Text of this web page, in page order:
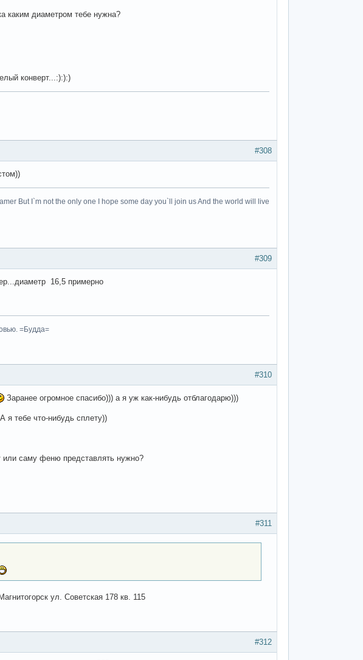
каким диаметром тебе нужна?
конверт...:):):)
#308
But I`m not the only one I hope some day you`ll join us And the world will live
#309
16,5 примерно
=Будда=
#310
Заранее огромное спасибо))) а я уж как-нибудь отблагодарю)))
я тебе что-нибудь сплету))
или саму феню представлять нужно?
#311
ул. Советская 178 кв. 115
#312